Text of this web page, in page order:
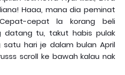
Haaa, mana dia peminat
cepat la korang beli
datang tu, takut habis pulak
hari je dalam bulan April
scroll ke bawah kalau nak